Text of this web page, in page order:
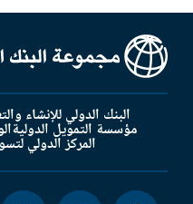
البنك الدولي للإنشاء
مؤسسة التمويل الدولية
المركز الدولي